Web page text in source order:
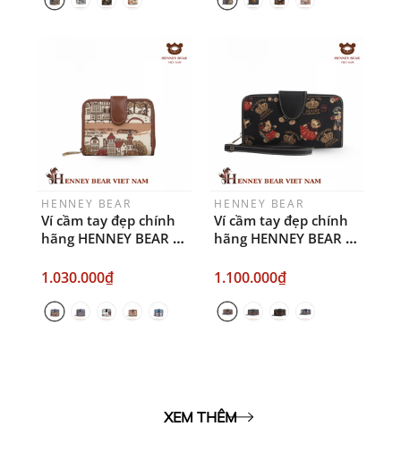
HENNEY BEAR
Ví cầm tay đẹp chính
hãng HENNEY BEAR -
1.030.000₫
HENNEY BEAR
Ví cầm tay đẹp chính
hãng HENNEY BEAR -
1.100.000₫
XEM THÊM